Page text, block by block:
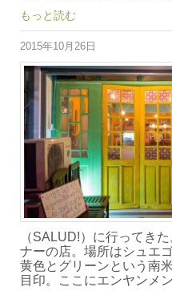
もっと読む
2015年10月26日
（SALUD!）に行ってき
ナーの店。場所はシュエ
黄色とグリーンという南
目印。ここにエンヤンメ